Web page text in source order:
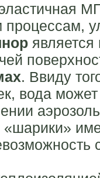
. Ввиду
вода
«шарики»